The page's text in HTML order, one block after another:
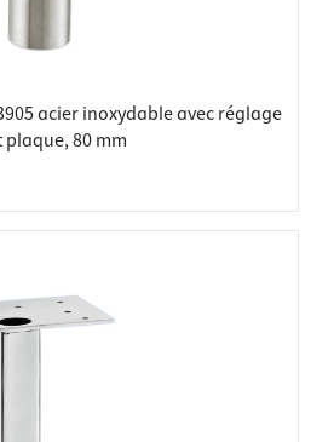
acier inoxydable avec réglage
80 mm